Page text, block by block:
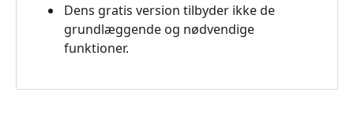
Dens gratis version tilbyder ikke de
grundlæggende og nødvendige
funktioner.